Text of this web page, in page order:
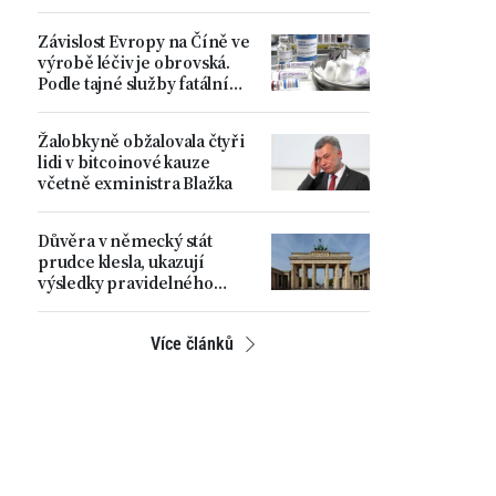
Závislost Evropy na Číně ve
výrobě léčiv je obrovská.
Podle tajné služby fatální
Žalobkyně obžalovala čtyři
lidi v bitcoinové kauze
včetně exministra Blažka
Důvěra v německý stát
prudce klesla, ukazují
výsledky pravidelného
Více článků